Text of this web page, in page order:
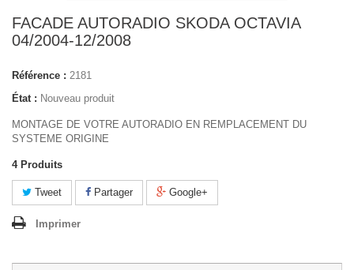
FACADE AUTORADIO SKODA OCTAVIA
04/2004-12/2008
Référence : 2181
État : Nouveau produit
MONTAGE DE VOTRE AUTORADIO EN REMPLACEMENT DU
SYSTEME ORIGINE
4 Produits
Tweet Partager Google+
Imprimer